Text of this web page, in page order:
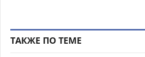
ТАКЖЕ ПО ТЕМЕ